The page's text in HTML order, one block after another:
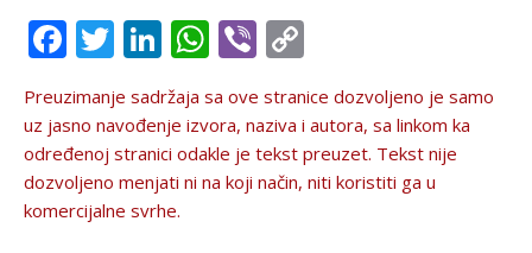
Facebook
Twitter
LinkedIn
WhatsApp
Viber
Link
Preuzimanje sadržaja sa ove stranice dozvolјeno je samo
uz jasno navođenje izvora, naziva i autora, sa linkom ka
određenoj stranici odakle je tekst preuzet. Tekst nije
dozvolјeno menjati ni na koji način, niti koristiti ga u
komercijalne svrhe.